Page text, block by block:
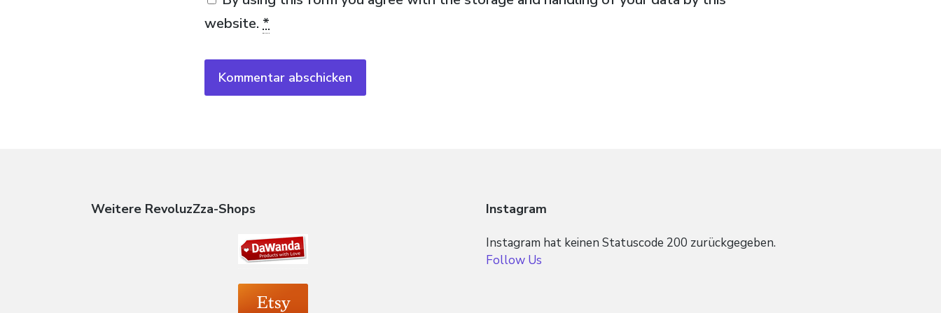
website. *
Weitere RevoluzZza-Shops Instagram
Instagram hat keinen Statuscode 200 zurückgegeben.
Follow Us